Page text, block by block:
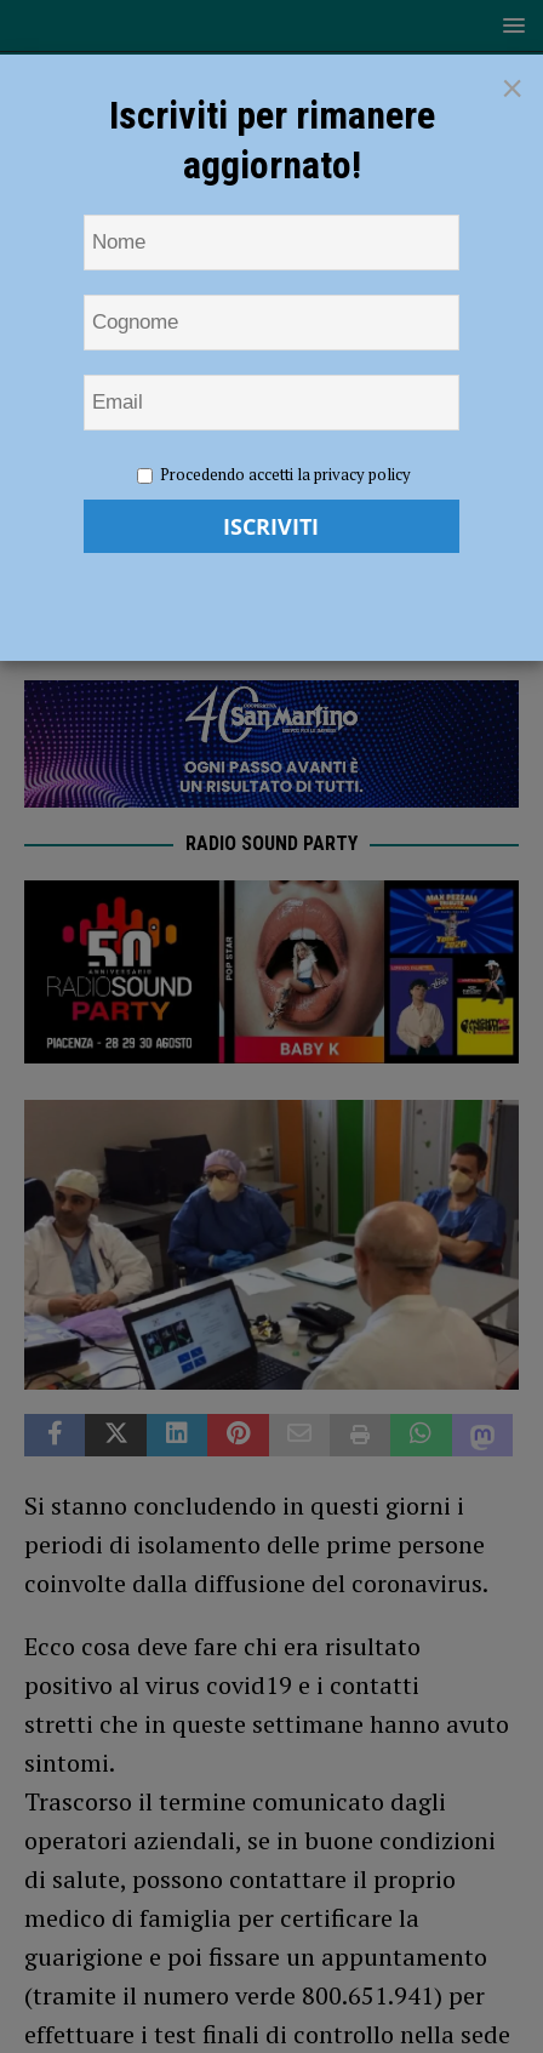
periodo di isolamento domiciliare. Ecco cosa fare
Conclusione del periodo di isolamento
RADIO SOUND PARTY
Si stanno concludendo in questi giorni i
periodi di isolamento delle prime persone
coinvolte dalla diffusione del coronavirus.
Ecco cosa deve fare chi era risultato
positivo al virus covid19 e i contatti
stretti che in queste settimane hanno avuto
sintomi.
Trascorso il termine comunicato dagli
operatori aziendali, se in buone condizioni
di salute, possono contattare il proprio
medico di famiglia per certificare la
guarigione e poi fissare un appuntamento
(tramite il numero verde 800.651.941) per
effettuare i test finali di controllo nella sede
×
Iscriviti per rimanere
aggiornato!
Procedendo accetti la privacy policy